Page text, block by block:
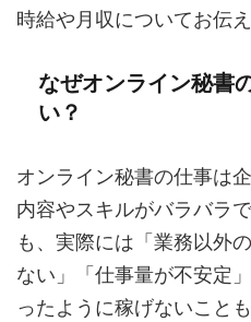
時給や月収についてお伝
なぜオンライン秘書
い？
オンライン秘書の仕事は
内容やスキルがバラバラ
も、実際には「業務以外
ない」「仕事量が不安定
ったように稼げないこと